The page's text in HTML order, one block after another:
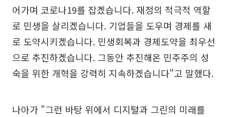
어가며 코로나19를 잡겠습니다. 재정의 적극적 역할
로 민생을 살리겠습니다. 기업들을 도우며 경제를 새
로 도약시키겠습니다. 민생회복과 경제도약을 최우선
으로 추진하겠습니다. 그동안 추진해온 민주주의 성
숙을 위한 개혁을 강력히 지속하겠습니다"고 말했다.
나아가 "그런 바탕 위에서 디지털과 그린의 미래를